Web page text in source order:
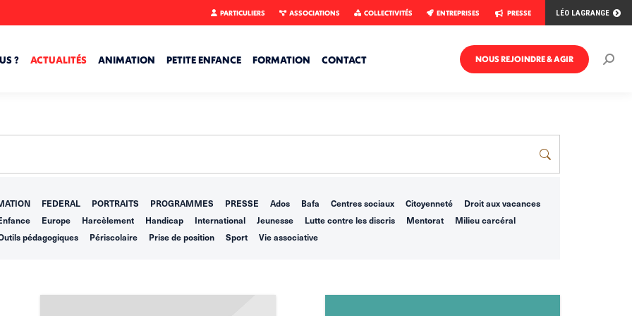
PARTICULIERS ASSOCIATIONS COLLECTIVITÉS ENTREPRISES PRESSE LÉO LAGRANGE
? ACTUALITÉS ANIMATION PETITE ENFANCE FORMATION CONTACT NOUS REJOINDRE & AGIR
FEDERAL PORTRAITS PROGRAMMES PRESSE Ados Bafa Centres sociaux Citoyenneté
Droit aux vacances
Europe Harcèlement Handicap International Jeunesse Lutte contre les discris Mentorat
Milieu carcéral
pédagogiques
Périscolaire Prise de position Sport Vie associative